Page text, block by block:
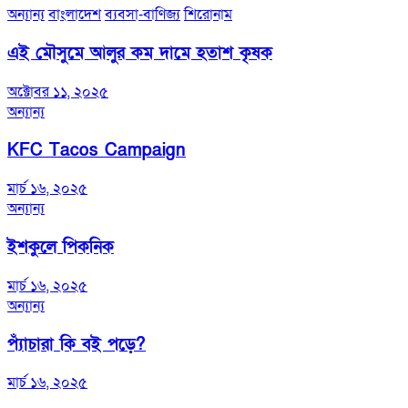
অন্যান্যবাংলাদেশব্যবসা-বাণিজ্যশিরোনাম
এই মৌসুমে আলুর কম দামে হতাশ কৃষক
অক্টোবর ১১, ২০২৫
অন্যান্য
KFC Tacos Campaign
মার্চ ১৬, ২০২৫
অন্যান্য
ইশকুলে পিকনিক
মার্চ ১৬, ২০২৫
অন্যান্য
প্যাঁচারা কি বই পড়ে?
মার্চ ১৬, ২০২৫